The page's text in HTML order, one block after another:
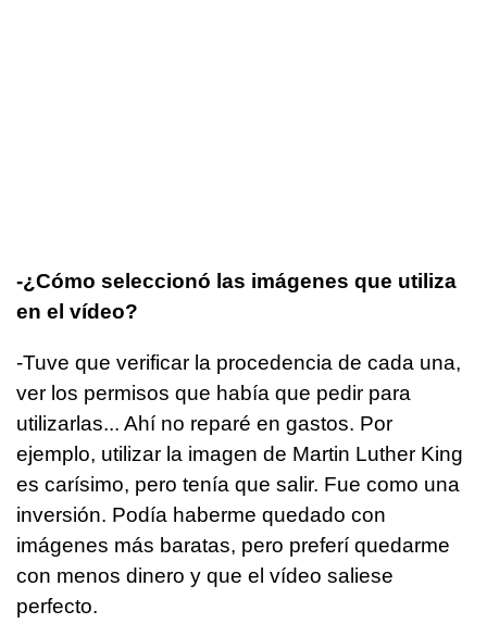
-¿Cómo seleccionó las imágenes que utiliza
en el vídeo?
-Tuve que verificar la procedencia de cada una,
ver los permisos que había que pedir para
utilizarlas... Ahí no reparé en gastos. Por
ejemplo, utilizar la imagen de Martin Luther King
es carísimo, pero tenía que salir. Fue como una
inversión. Podía haberme quedado con
imágenes más baratas, pero preferí quedarme
con menos dinero y que el vídeo saliese
perfecto.